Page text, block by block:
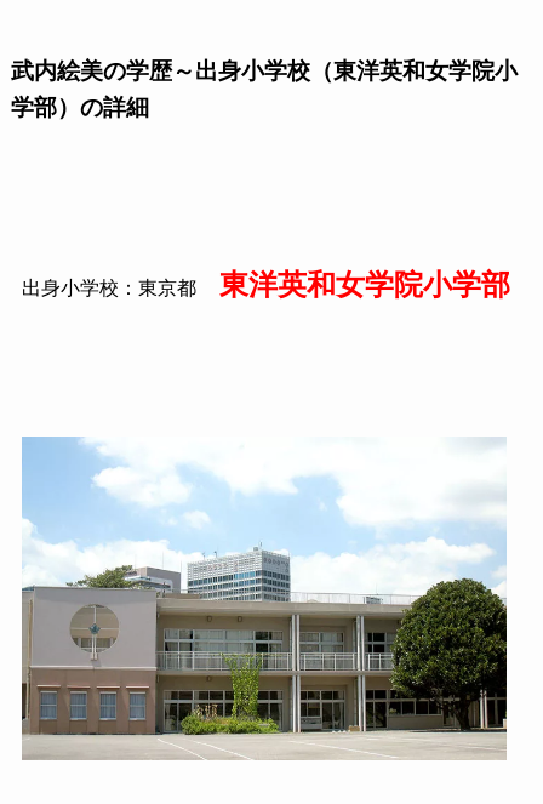
武内絵美の学歴～出身小学校（東洋英和女学院小
学部）の詳細
出身小学校：東京都 東洋英和女学院小学部